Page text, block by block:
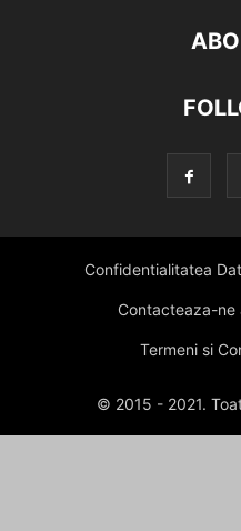
Confidentialitatea
Contacteaza-ne
Termeni si
© 2015 - 2021.